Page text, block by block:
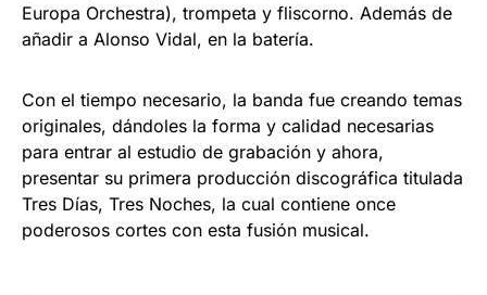
Europa Orchestra), trompeta y fliscorno. Además de
añadir a Alonso Vidal, en la batería.
Con el tiempo necesario, la banda fue creando temas
originales, dándoles la forma y calidad necesarias
para entrar al estudio de grabación y ahora,
presentar su primera producción discográfica titulada
Tres Días, Tres Noches, la cual contiene once
poderosos cortes con esta fusión musical.